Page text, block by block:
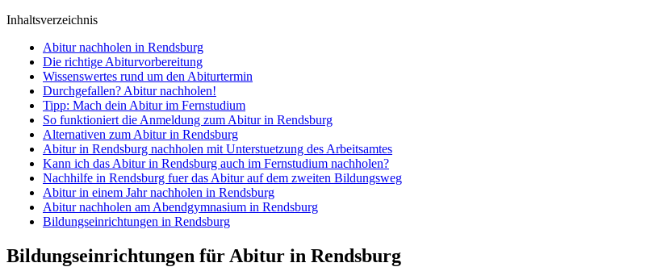
Inhaltsverzeichnis
Abitur nachholen in Rendsburg
Die richtige Abiturvorbereitung
Wissenswertes rund um den Abiturtermin
Durchgefallen? Abitur nachholen!
Tipp: Mach dein Abitur im Fernstudium
So funktioniert die Anmeldung zum Abitur in Rendsburg
Alternativen zum Abitur in Rendsburg
Abitur in Rendsburg nachholen mit Unterstuetzung des Arbeitsamtes
Kann ich das Abitur in Rendsburg auch im Fernstudium nachholen?
Nachhilfe in Rendsburg fuer das Abitur auf dem zweiten Bildungsweg
Abitur in einem Jahr nachholen in Rendsburg
Abitur nachholen am Abendgymnasium in Rendsburg
Bildungseinrichtungen in Rendsburg
Bildungseinrichtungen für Abitur in Rendsburg